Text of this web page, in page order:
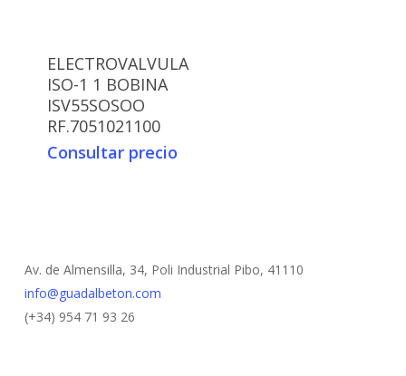
ELECTROVALVULA
ISO-1 1 BOBINA
ISV55SOSOO
RF.7051021100
Consultar precio
Av. de Almensilla, 34, Poli Industrial Pibo, 41110
info@guadalbeton.com
(+34) 954 71 93 26